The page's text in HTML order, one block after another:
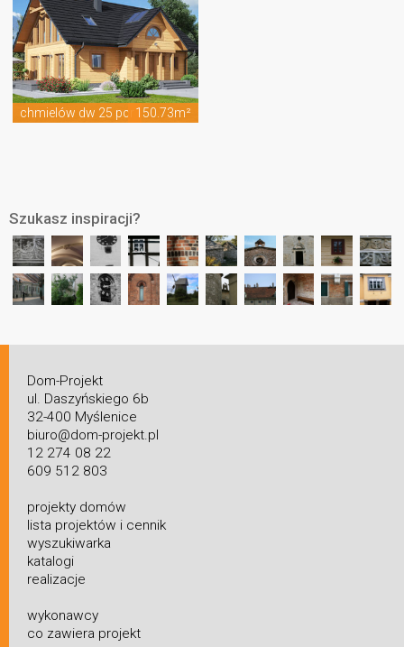
chmielów dw 25 pcr 150.73m²
Szukasz inspiracji?
Dom-Projekt
ul. Daszyńskiego 6b
32-400 Myślenice
biuro@dom-projekt.pl
12 274 08 22
609 512 803
projekty domów
lista projektów i cennik
wyszukiwarka
katalogi
realizacje
wykonawcy
co zawiera projekt